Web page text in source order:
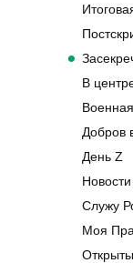
В
Добров
День Z
Служу
Моя